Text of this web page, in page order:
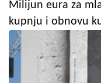
Milijun eura za
kupnju i obnovu